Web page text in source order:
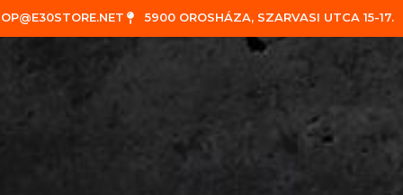
5900 OROSHÁZA, SZARVASI UTCA 15-17.